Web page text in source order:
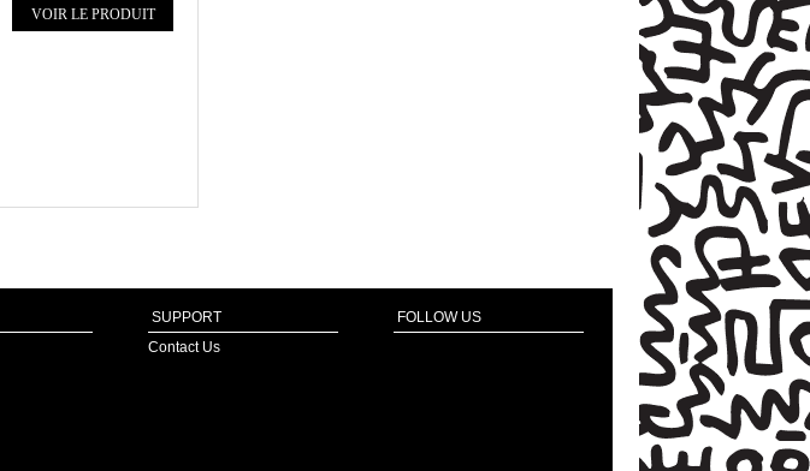
VOIR LE PRODUIT
SUPPORT
Contact Us
FOLLOW US